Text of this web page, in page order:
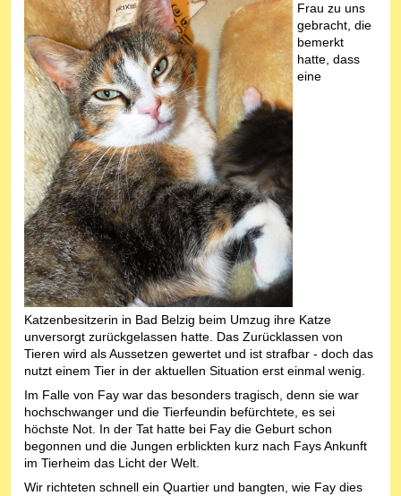
Frau zu uns
gebracht, die
bemerkt
hatte, dass
eine
Katzenbesitzerin in Bad Belzig beim Umzug ihre Katze
unversorgt zurückgelassen hatte. Das Zurücklassen von
Tieren wird als Aussetzen gewertet und ist strafbar - doch das
nutzt einem Tier in der aktuellen Situation erst einmal wenig.
Im Falle von Fay war das besonders tragisch, denn sie war
hochschwanger und die Tierfeundin befürchtete, es sei
höchste Not. In der Tat hatte bei Fay die Geburt schon
begonnen und die Jungen erblickten kurz nach Fays Ankunft
im Tierheim das Licht der Welt.
Wir richteten schnell ein Quartier und bangten, wie Fay dies